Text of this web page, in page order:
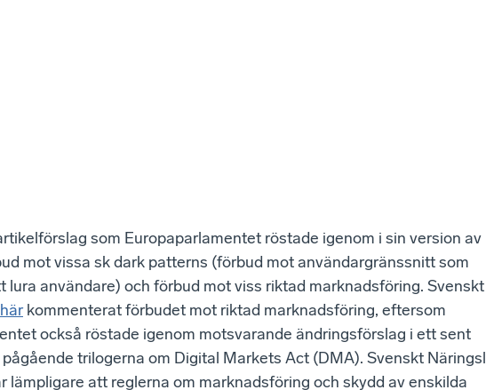
som Europaparlamentet röstade igenom i sin version av
mot vissa sk dark patterns (förbud mot användargränssnitt som
lura användare) och förbud mot viss riktad marknadsföring. Svenskt
härkommenterat förbudet mot riktad marknadsföring, eftersom
också röstade igenom motsvarande ändringsförslag i ett sent
trilogerna om Digital Markets Act (DMA). Svenskt
lämpligare att reglerna om marknadsföring och skydd av enskilda